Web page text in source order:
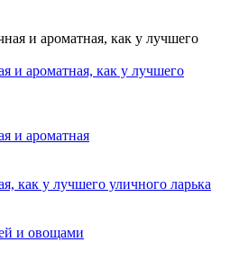
и ароматная, как у лучшего
и ароматная
как у лучшего уличного ларька
и овощами